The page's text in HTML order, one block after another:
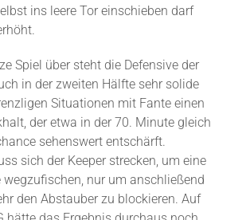
ins leere Tor einschieben darf
Spiel über steht die Defensive der
in der zweiten Hälfte sehr solide
Situationen mit Fante einen
der etwa in der 70. Minute gleich
sehenswert entschärft.
sich der Keeper strecken, um eine
wegzufischen, nur um anschließend
den Abstauber zu blockieren. Auf